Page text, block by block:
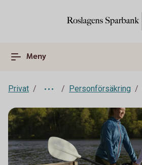
Meny
Privat Personförsäkring